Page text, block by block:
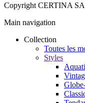
Copyright CERTINA
Main navigation
Collection
Toutes les
Styles